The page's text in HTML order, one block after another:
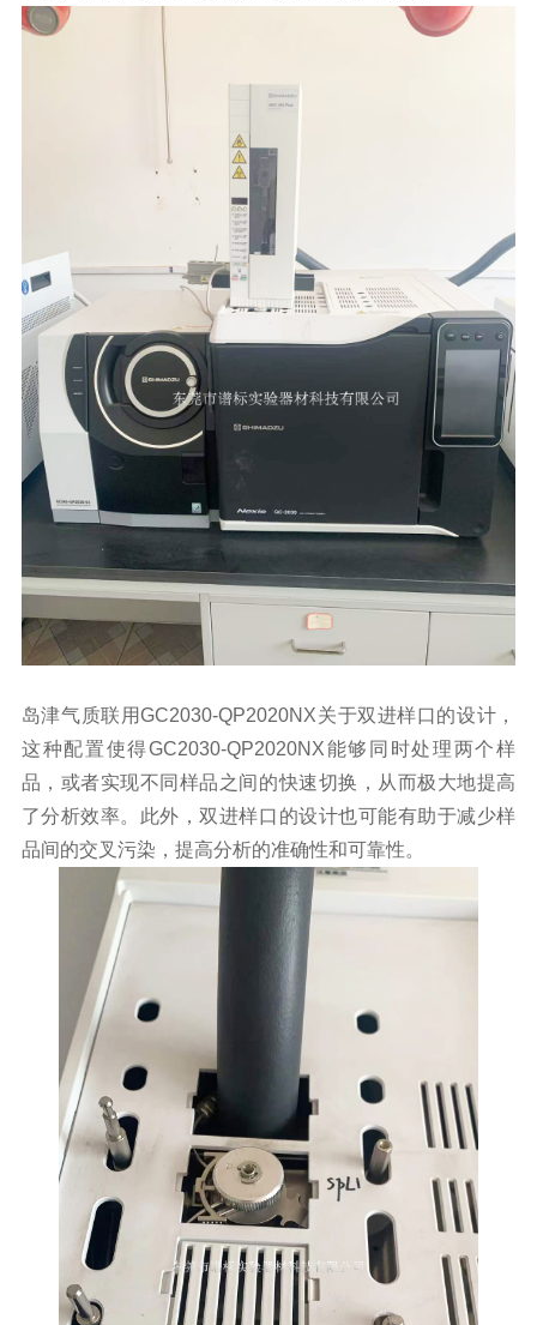
岛津气质联用GC2030-QP2020NX关于双进样口的设计，
这种配置使得GC2030-QP2020NX能够同时处理两个样
品，或者实现不同样品之间的快速切换，从而极大地提高
了分析效率。此外，双进样口的设计也可能有助于减少样
品间的交叉污染，提高分析的准确性和可靠性。